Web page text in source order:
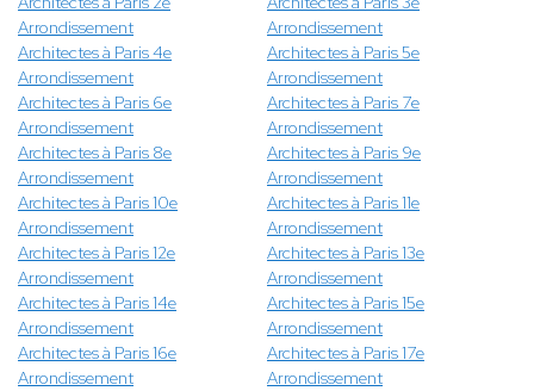
Arrondissement
Arrondissement
Architectes à Paris 4e
Arrondissement
Architectes à Paris 5e
Arrondissement
Architectes à Paris 6e
Arrondissement
Architectes à Paris 7e
Arrondissement
Architectes à Paris 8e
Arrondissement
Architectes à Paris 9e
Arrondissement
Architectes à Paris 10e
Arrondissement
Architectes à Paris 11e
Arrondissement
Architectes à Paris 12e
Arrondissement
Architectes à Paris 13e
Arrondissement
Architectes à Paris 14e
Arrondissement
Architectes à Paris 15e
Arrondissement
Architectes à Paris 16e
Arrondissement
Architectes à Paris 17e
Arrondissement